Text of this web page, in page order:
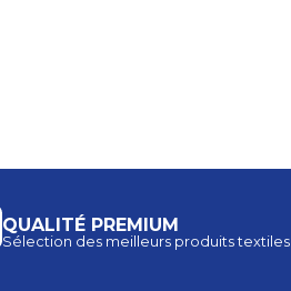
QUALITÉ PREMIUM
Sélection des meilleurs produits textiles